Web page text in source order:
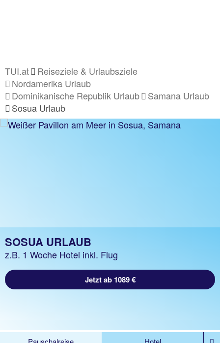
TUI.at
Reiseziele & Urlaubsziele
Nordamerika Urlaub
Dominikanische Republik Urlaub
Samana Urlaub
Sosua Urlaub
SOSUA URLAUB
z.B. 1 Woche Hotel inkl. Flug
Jetzt ab 1089 €